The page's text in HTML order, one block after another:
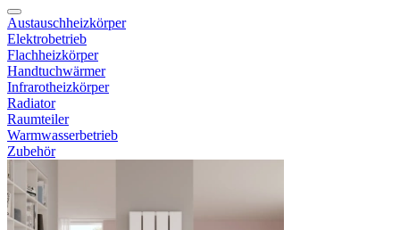
Austauschheizkörper
Elektrobetrieb
Flachheizkörper
Handtuchwärmer
Infrarotheizkörper
Radiator
Raumteiler
Warmwasserbetrieb
Zubehör